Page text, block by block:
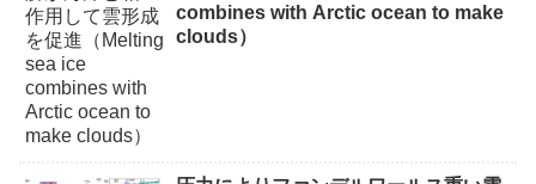
combines with Arctic ocean to make
clouds）